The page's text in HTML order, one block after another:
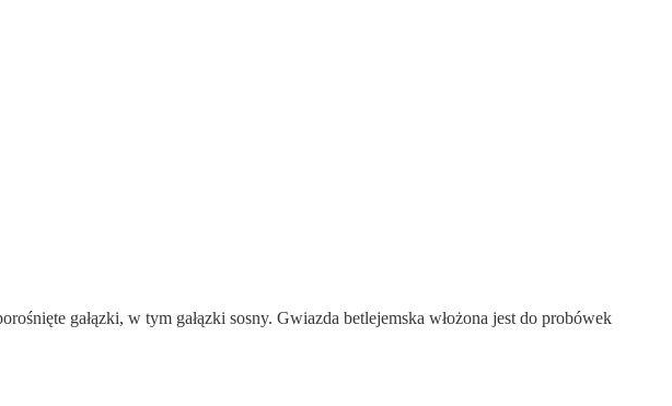
gałązki, w tym gałązki sosny. Gwiazda betlejemska włożona jest do probówek